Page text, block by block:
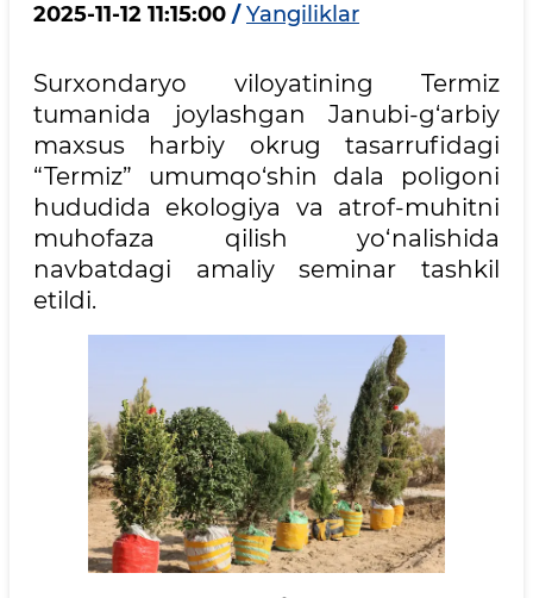
2025-11-12 11:15:00 / Yangiliklar
Surxondaryo viloyatining Termiz
tumanida joylashgan Janubi-g‘arbiy
maxsus harbiy okrug tasarrufidagi
“Termiz” umumqo‘shin dala poligoni
hududida ekologiya va atrof-muhitni
muhofaza qilish yo‘nalishida
navbatdagi amaliy seminar tashkil
etildi.